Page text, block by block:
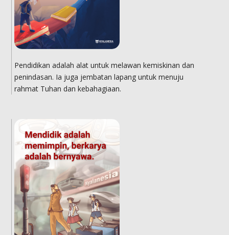
Pendidikan adalah alat untuk melawan kemiskinan dan
penindasan. Ia juga jembatan lapang untuk menuju
rahmat Tuhan dan kebahagiaan.